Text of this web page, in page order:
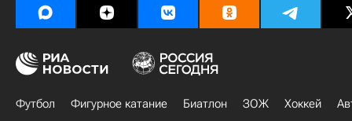
Футбол Фигурное катание Биатлон ЗОЖ Хоккей